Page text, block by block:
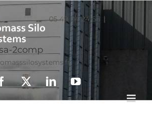
05 49 04 24 66 |
Facebook
X LinkedInYouTube
2comp